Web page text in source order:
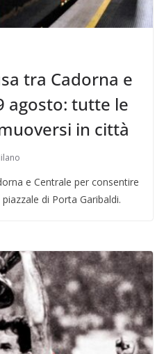
tra Cadorna e
agosto: tutte le
in città
e Centrale per consentire
di Porta Garibaldi.